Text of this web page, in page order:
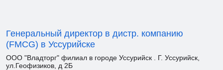
Генеральный директор в дистр. компанию
(FMCG) в Уссурийске
ООО "Владторг" филиал в городе Уссурийск . Г. Уссурийск,
ул.Геофизиков, д 2Б